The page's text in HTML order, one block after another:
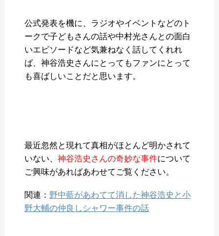
公式発表を機に、ラジオやイベントなどのト
ークで子どもさんの話や中村光さんとの面白
いエピソードなど気兼ねなく話してくれれ
ば、神谷浩史さんにとってもファンにとって
も喜ばしいことだと思います。
最近忽然と現れて真相がほとんど明かされて
いない、 神谷浩史さんの奇妙な事件について
ご興味があればあわせてご覧ください。
関連： 野中藍があわてて消した神谷浩史と小
野大輔の仲良しシャワー事件の話